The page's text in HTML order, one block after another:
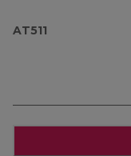
AT511